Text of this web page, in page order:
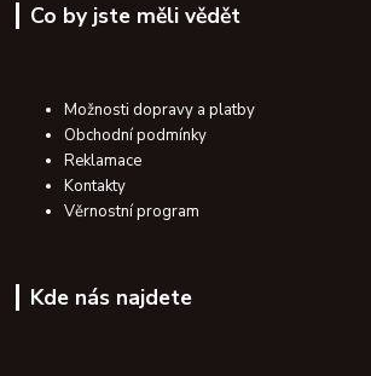
Co by jste měli vědět
Možnosti dopravy a platby
Obchodní podmínky
Reklamace
Kontakty
Věrnostní program
Kde nás najdete